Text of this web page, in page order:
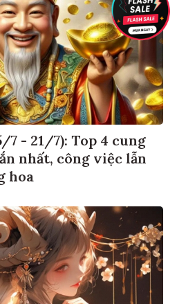
7 - 21/7): Top 4 cung
nhất, công việc lẫn
hoa